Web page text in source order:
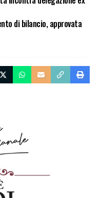
di bilancio, approvata